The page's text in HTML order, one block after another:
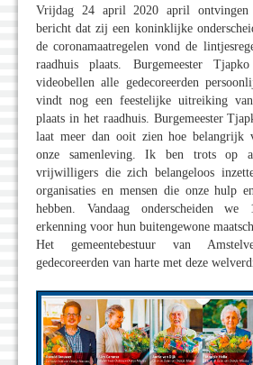
Vrijdag 24 april 2020 april ontvingen
bericht dat zij een koninklijke
de coronamaatregelen vond de
raadhuis plaats. Burgemeester
videobellen alle gedecoreerden
vindt nog een feestelijke uitreiking van
plaats in het raadhuis. Burgemeester
laat meer dan ooit zien hoe
onze samenleving. Ik ben trots op al
vrijwilligers die zich belangeloos
organisaties en mensen die onze hulp
hebben. Vandaag onderscheiden we
erkenning voor hun buitengewone
Het gemeentebestuur van
gedecoreerden van harte met deze